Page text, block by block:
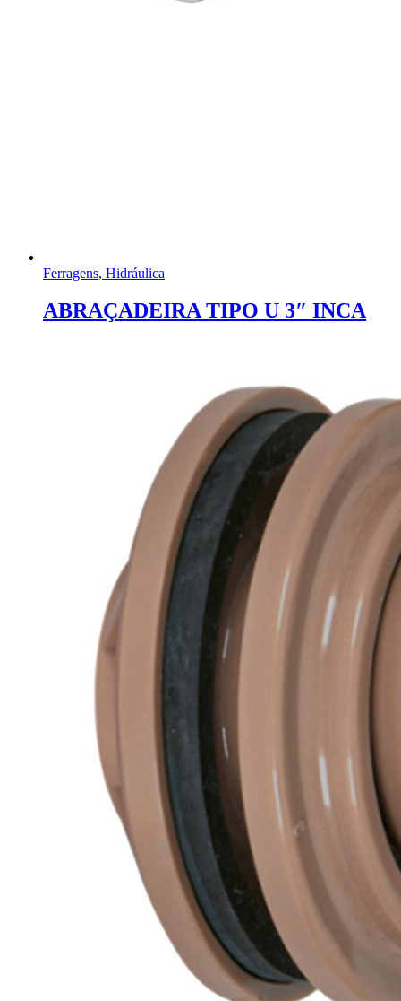
Ferragens, Hidráulica
ABRAÇADEIRA TIPO U 3″ INCA